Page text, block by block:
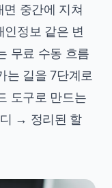
중간에 지쳐
정보 같은 변
무료 수동 흐름
는 길을 7단계로
도구로 만드는
→ 정리된 할